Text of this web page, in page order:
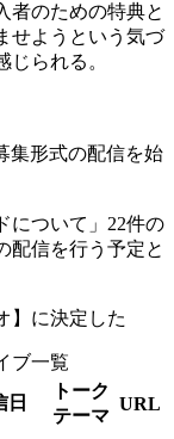
者のための特典と
せようという気づ
られる。
集形式の配信を始
について」22件の
配信を行う予定と
】に決定した
ブ一覧
日
トーク
テーマ
URL